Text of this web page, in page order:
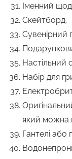
Іменний
Скейтборд.
Сувенірний
Настільний
Набір для
який можна
Гантелі або